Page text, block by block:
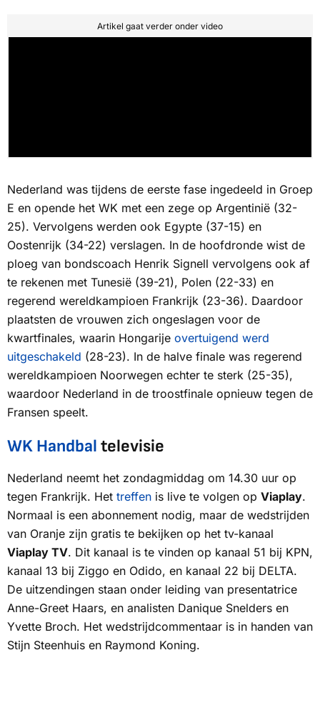
Artikel gaat verder onder video
Nederland was tijdens de eerste fase ingedeeld in Groep
E en opende het WK met een zege op Argentinië (32-
25). Vervolgens werden ook Egypte (37-15) en
Oostenrijk (34-22) verslagen. In de hoofdronde wist de
ploeg van bondscoach Henrik Signell vervolgens ook af
te rekenen met Tunesië (39-21), Polen (22-33) en
regerend wereldkampioen Frankrijk (23-36). Daardoor
plaatsten de vrouwen zich ongeslagen voor de
kwartfinales, waarin Hongarije overtuigend werd
uitgeschakeld (28-23). In de halve finale was regerend
wereldkampioen Noorwegen echter te sterk (25-35),
waardoor Nederland in de troostfinale opnieuw tegen de
Fransen speelt.
WK Handbal televisie
Nederland neemt het zondagmiddag om 14.30 uur op
tegen Frankrijk. Het treffen is live te volgen op Viaplay.
Normaal is een abonnement nodig, maar de wedstrijden
van Oranje zijn gratis te bekijken op het tv-kanaal
Viaplay TV. Dit kanaal is te vinden op kanaal 51 bij KPN,
kanaal 13 bij Ziggo en Odido, en kanaal 22 bij DELTA.
De uitzendingen staan onder leiding van presentatrice
Anne-Greet Haars, en analisten Danique Snelders en
Yvette Broch. Het wedstrijdcommentaar is in handen van
Stijn Steenhuis en Raymond Koning.